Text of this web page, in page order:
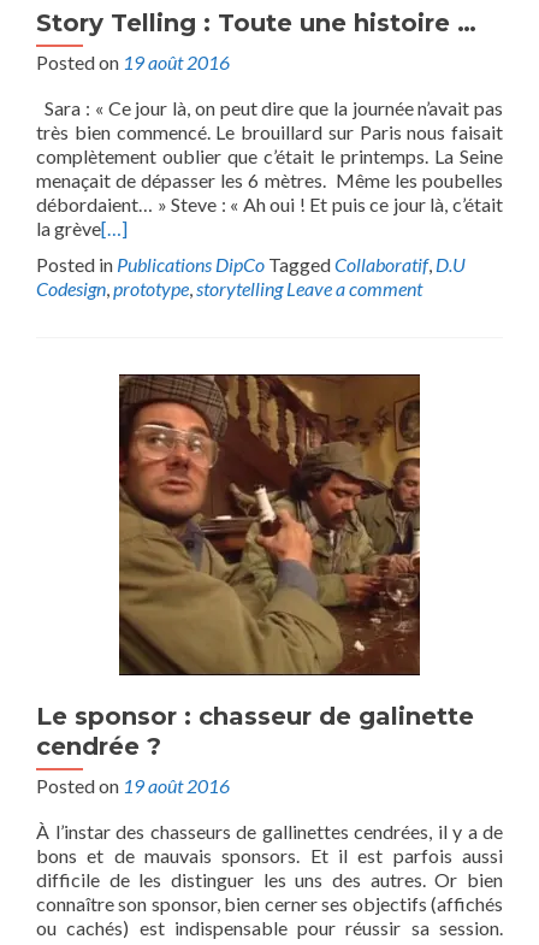
Story Telling : Toute une histoire …
Posted on 19 août 2016
Sara : « Ce jour là, on peut dire que la journée n’avait pas
très bien commencé. Le brouillard sur Paris nous faisait
complètement oublier que c’était le printemps. La Seine
menaçait de dépasser les 6 mètres. Même les poubelles
débordaient… » Steve : « Ah oui ! Et puis ce jour là, c’était
la grève[…]
Posted in Publications DipCo TaggedCollaboratif, D.U
Codesign,prototype,storytelling Leave a comment
Le sponsor : chasseur de galinette
cendrée ?
Posted on 19 août 2016
À l’instar des chasseurs de gallinettes cendrées, il y a de
bons et de mauvais sponsors. Et il est parfois aussi
difficile de les distinguer les uns des autres. Or bien
connaître son sponsor, bien cerner ses objectifs (affichés
ou cachés) est indispensable pour réussir sa session.